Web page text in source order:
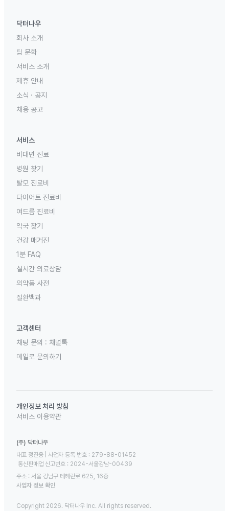
닥터나우
회사 소개
팀 문화
서비스 소개
제휴 안내
소식 · 공지
채용 공고
서비스
비대면 진료
병원 찾기
탈모 진료비
다이어트 진료비
여드름 진료비
약국 찾기
건강 매거진
1분 FAQ
실시간 의료상담
의약품 사전
질환백과
고객센터
채팅 문의 : 채널톡
메일로 문의하기
개인정보 처리 방침
서비스 이용약관
(주) 닥터나우
대표 정진웅 | 사업자 등록 번호 : 279-88-01452
통신판매업 신고번호 : 2024-서울강남-00439
주소 : 서울 강남구 테헤란로 625, 16층
사업자 정보 확인
Copyright 2026. 닥터나우 Inc. All rights reserved.